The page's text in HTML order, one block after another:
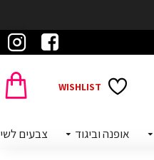
WISHLIST
אופנה וביגוד צבעים